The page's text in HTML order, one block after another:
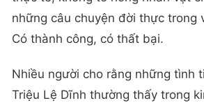
những câu chuyện đời thực trong
Có thành công, có thất bại.
Nhiều người cho rằng những tình
Triệu Lệ Dĩnh thường thấy trong